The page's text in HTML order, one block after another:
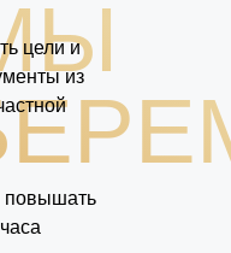
цели и
из
повышать